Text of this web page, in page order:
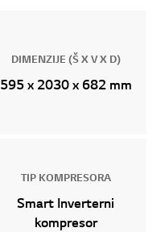
DIMENZIJE (Š X V X D)
595 x 2030 x 682 mm
TIP KOMPRESORA
Smart Inverterni
kompresor